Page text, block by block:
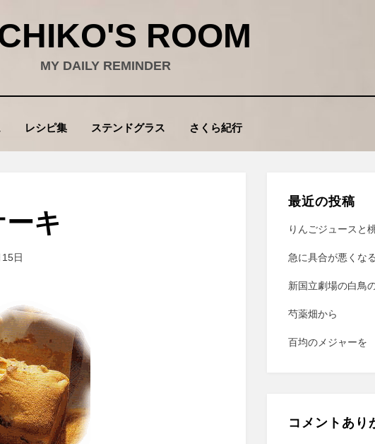
ROOM
MY DAILY REMINDER
レシピ集 ステンドグラス さくら紀行
キ
日
最近の投稿
りんごジュースと
急に具合が悪くなる
新国立劇場の白鳥
芍薬畑から
百均のメジャーを
コメントあり